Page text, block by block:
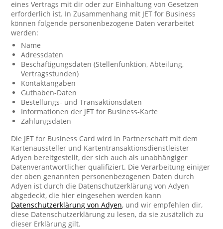
eines Vertrags mit dir oder zur Einhaltung von Gesetzen
erforderlich ist. In Zusammenhang mit JET for Business
können folgende personenbezogene Daten verarbeitet
werden:
Name
Adressdaten
Beschäftigungsdaten (Stellenfunktion, Abteilung,
Vertragsstunden)
Kontaktangaben
Guthaben-Daten
Bestellungs- und Transaktionsdaten
Informationen der JET for Business-Karte
Zahlungsdaten
Die JET for Business Card wird in Partnerschaft mit dem
Kartenaussteller und Kartentransaktionsdienstleister
Adyen bereitgestellt, der sich auch als unabhängiger
Datenverantwortlicher qualifiziert. Die Verarbeitung einiger
der oben genannten personenbezogenen Daten durch
Adyen ist durch die Datenschutzerklärung von Adyen
abgedeckt, die hier eingesehen werden kann
Datenschutzerklärung von Adyen, und wir empfehlen dir,
diese Datenschutzerklärung zu lesen, da sie zusätzlich zu
dieser Erklärung gilt.